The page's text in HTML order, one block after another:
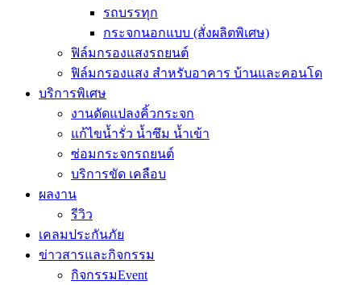
รถบรรทุก
กระจกนอกแบบ (สั่งผลิตพิเศษ)
ฟิล์มกรองแสงรถยนต์
ฟิล์มกรองแสง สำหรับอาคาร บ้านและคอนโด
บริการพิเศษ
งานดัดแปลงคิ้วกระจก
แก้ไขน้ำรั่ว น้ำซึม น้ำเข้า
ซ่อมกระจกรถยนต์
บริการขัด เคลือบ
ผลงาน
รีวิว
เคลมประกันภัย
ข่าวสารและกิจกรรม
กิจกรรมEvent